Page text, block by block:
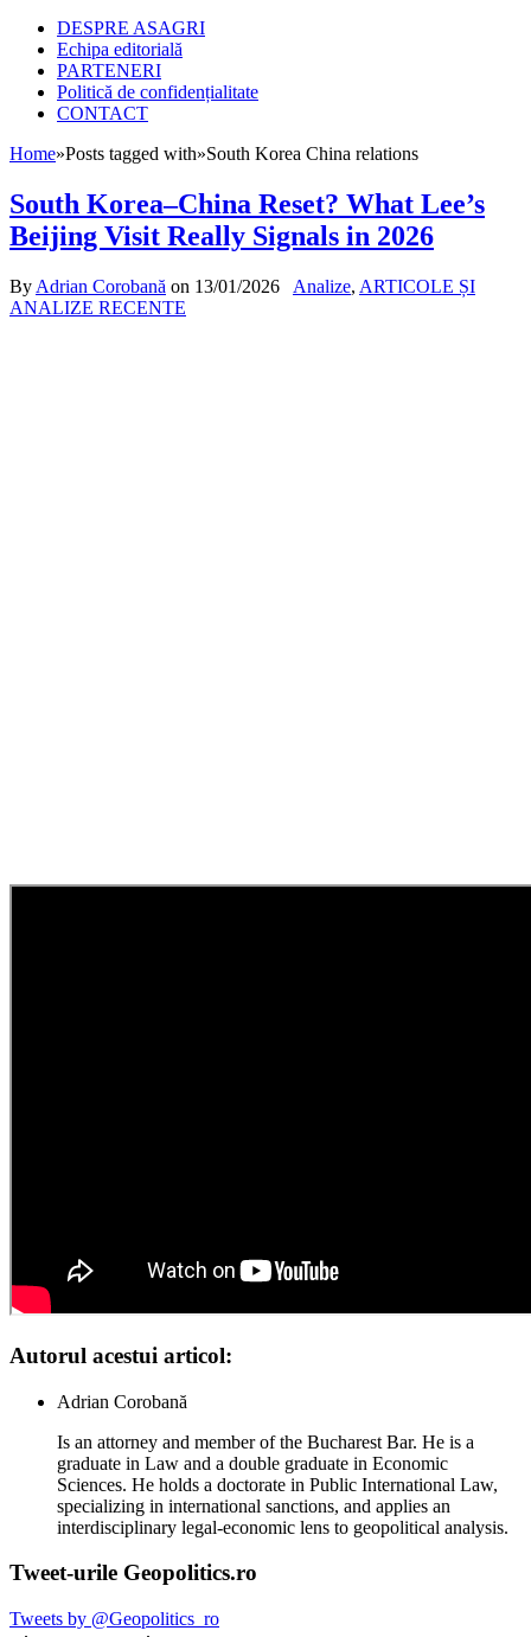
DESPRE ASAGRI
Echipa editorială
PARTENERI
Politică de confidențialitate
CONTACT
Home»Posts tagged with»South Korea China relations
South Korea–China Reset? What Lee’s
Beijing Visit Really Signals in 2026
By Adrian Corobană on 13/01/2026 Analize, ARTICOLE ȘI
ANALIZE RECENTE
Autorul acestui articol:
Adrian Corobană
Is an attorney and member of the Bucharest Bar. He is a
graduate in Law and a double graduate in Economic
Sciences. He holds a doctorate in Public International Law,
specializing in international sanctions, and applies an
interdisciplinary legal-economic lens to geopolitical analysis.
Tweet-urile Geopolitics.ro
Tweets by @Geopolitics_ro